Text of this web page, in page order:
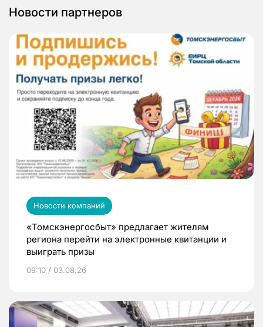
Новости партнеров
Новости компаний
«Томскэнергосбыт» предлагает жителям
региона перейти на электронные квитанции и
выиграть призы
09:10 / 03.08.26